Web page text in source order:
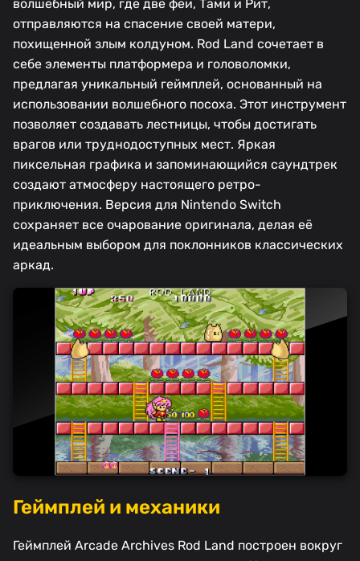
волшебный мир, где две феи, Тами и Рит,
отправляются на спасение своей матери,
похищенной злым колдуном. Rod Land сочетает в
себе элементы платформера и головоломки,
предлагая уникальный геймплей, основанный на
использовании волшебного посоха. Этот инструмент
позволяет создавать лестницы, чтобы достигать
врагов или труднодоступных мест. Яркая
пиксельная графика и запоминающийся саундтрек
создают атмосферу настоящего ретро-
приключения. Версия для Nintendo Switch
сохраняет все очарование оригинала, делая её
идеальным выбором для поклонников классических
аркад.
Геймплей и механики
Геймплей Arcade Archives Rod Land построен вокруг